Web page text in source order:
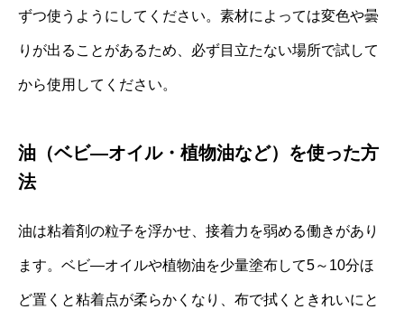
ずつ使うようにしてください。素材によっては変色や曇
りが出ることがあるため、必ず目立たない場所で試して
から使用してください。
油（ベビ―オイル・植物油など）を使った方
法
油は粘着剤の粒子を浮かせ、接着力を弱める働きがあり
ます。ベビ―オイルや植物油を少量塗布して5～10分ほ
ど置くと粘着点が柔らかくなり、布で拭くときれいにと